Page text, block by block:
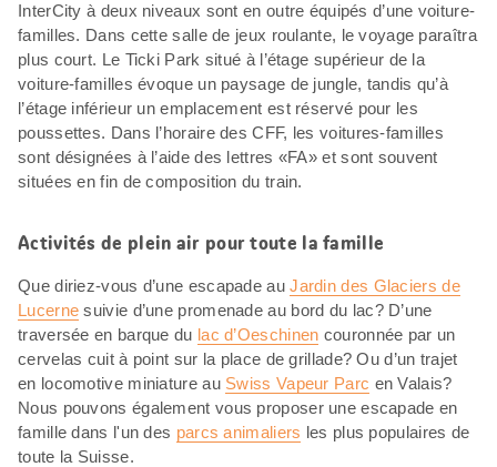
InterCity à deux niveaux sont en outre équipés d’une voiture-
familles. Dans cette salle de jeux roulante, le voyage paraîtra
plus court. Le Ticki Park situé à l’étage supérieur de la
voiture-familles évoque un paysage de jungle, tandis qu’à
l’étage inférieur un emplacement est réservé pour les
poussettes. Dans l’horaire des CFF, les voitures-familles
sont désignées à l’aide des lettres «FA» et sont souvent
situées en fin de composition du train.
Activités de plein air pour toute la famille
Que diriez-vous d’une escapade auJardin des Glaciers de
Lucerne suivie d’une promenade au bord du lac? D’une
traversée en barque du lac d’Oeschinen couronnée par un
cervelas cuit à point sur la place de grillade? Ou d’un trajet
en locomotive miniature au Swiss Vapeur Parc en Valais?
Nous pouvons également vous proposer une escapade en
famille dans l'un des parcs animaliers les plus populaires de
toute la Suisse.